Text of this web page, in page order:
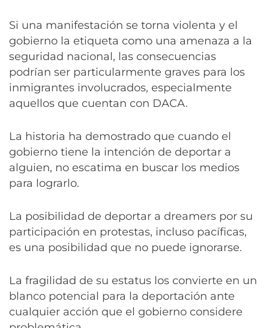
Si una manifestación se torna violenta y el
gobierno la etiqueta como una amenaza a la
seguridad nacional, las consecuencias
podrían ser particularmente graves para los
inmigrantes involucrados, especialmente
aquellos que cuentan con DACA.
La historia ha demostrado que cuando el
gobierno tiene la intención de deportar a
alguien, no escatima en buscar los medios
para lograrlo.
La posibilidad de deportar a dreamers por su
participación en protestas, incluso pacíficas,
es una posibilidad que no puede ignorarse.
La fragilidad de su estatus los convierte en un
blanco potencial para la deportación ante
cualquier acción que el gobierno considere